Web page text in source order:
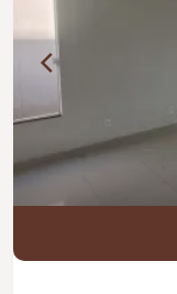
integrada à
cooktop,
em